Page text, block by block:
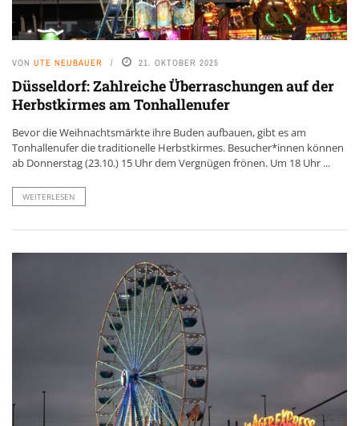
VON UTE NEUBAUER 21. OKTOBER 2025
Düsseldorf: Zahlreiche Überraschungen auf der
Herbstkirmes am Tonhallenufer
Bevor die Weihnachtsmärkte ihre Buden aufbauen, gibt es am
Tonhallenufer die traditionelle Herbstkirmes. Besucher*innen können
ab Donnerstag (23.10.) 15 Uhr dem Vergnügen frönen. Um 18 Uhr ...
WEITERLESEN